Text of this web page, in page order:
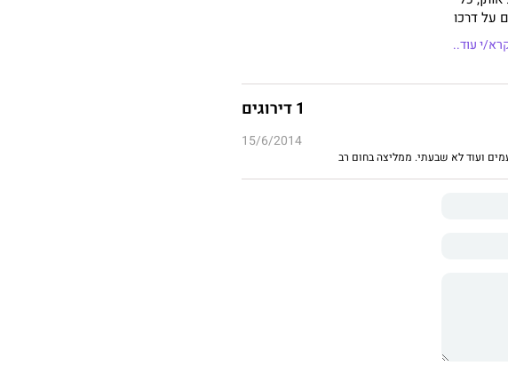
על דרכו
את גב
הרותי עוד..
1 דירוגים
15/6/2014
ועוד לא שבעתי. ממליצה בחום רב